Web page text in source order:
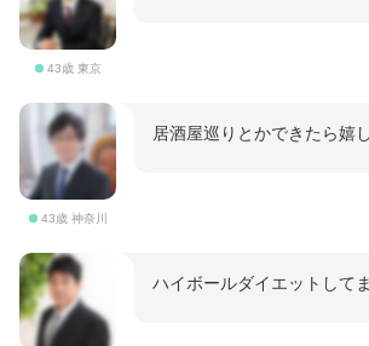
43歳 東京
43歳 神奈川
居酒屋巡りとかできたら嬉
ハイボールダイエットして